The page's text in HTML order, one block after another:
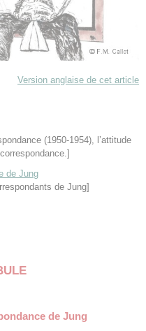
Version anglaise de cet article
(1950-1954), l’attitude
de Jung
de Jung]
de Jung